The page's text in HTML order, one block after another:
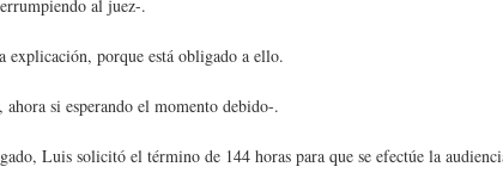
al juez-.
porque está obligado a ello.
si esperando el momento debido-.
Luis solicitó el término de 144 horas para que se efectúe la